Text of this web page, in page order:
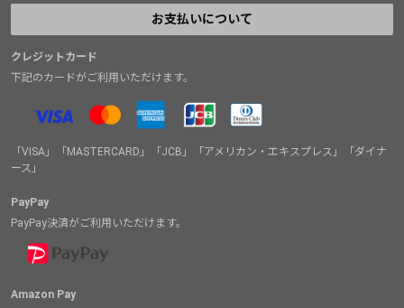
お支払いについて
クレジットカード
下記のカードがご利用いただけます。
「VISA」「MASTERCARD」「JCB」「アメリカン・エキスプレス」「ダイナ
ース」
PayPay
PayPay決済がご利用いただけます。
Amazon Pay